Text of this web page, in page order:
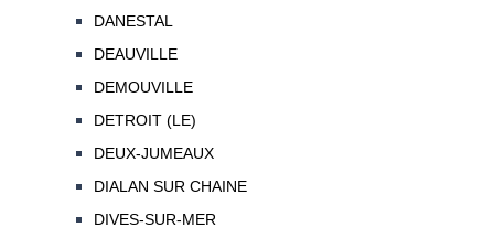
DANESTAL
DEAUVILLE
DEMOUVILLE
DETROIT (LE)
DEUX-JUMEAUX
DIALAN SUR CHAINE
DIVES-SUR-MER